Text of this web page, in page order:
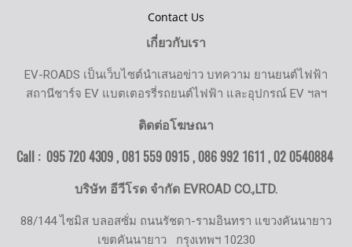
Contact Us
เกี่ยวกับเรา
EV-ROADS เป็นเว็บไซต์นำเสนอข่าว บทความ ยานยนต์ไฟฟ้า
สถานีชาร์จ EV แบตเตอรรี่รถยนต์ไฟฟ้า และอุปกรณ์ EV ฯลฯ
ติดต่อโฆษณา
Call : 095 720 4309 , 081 559 0915 , 086 992 1611 ,02 0540884
บริษัท อีวีโรด จำกัด EVROAD CO.,LTD.
88/144 ไซมิส บลอสซั่ม ถนนรัชดา-รามอินทรา แขวงคันนายาว
เขตคันนายาว กรุงเทพฯ 10230